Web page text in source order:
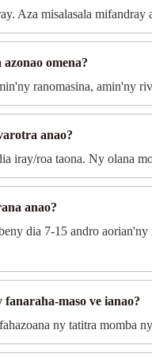
Aza misalasala mifandray
omena?
ranomasina, amin'ny
anao?
iray/roa taona. Ny olana
anao?
dia 7-15 andro
maso ve ianao?
ny tatitra momba